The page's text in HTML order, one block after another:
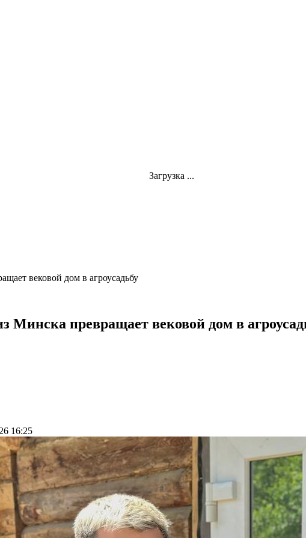
Загрузка ...
вековой дом в агроусадьбу
Минска превращает вековой дом в
16:25